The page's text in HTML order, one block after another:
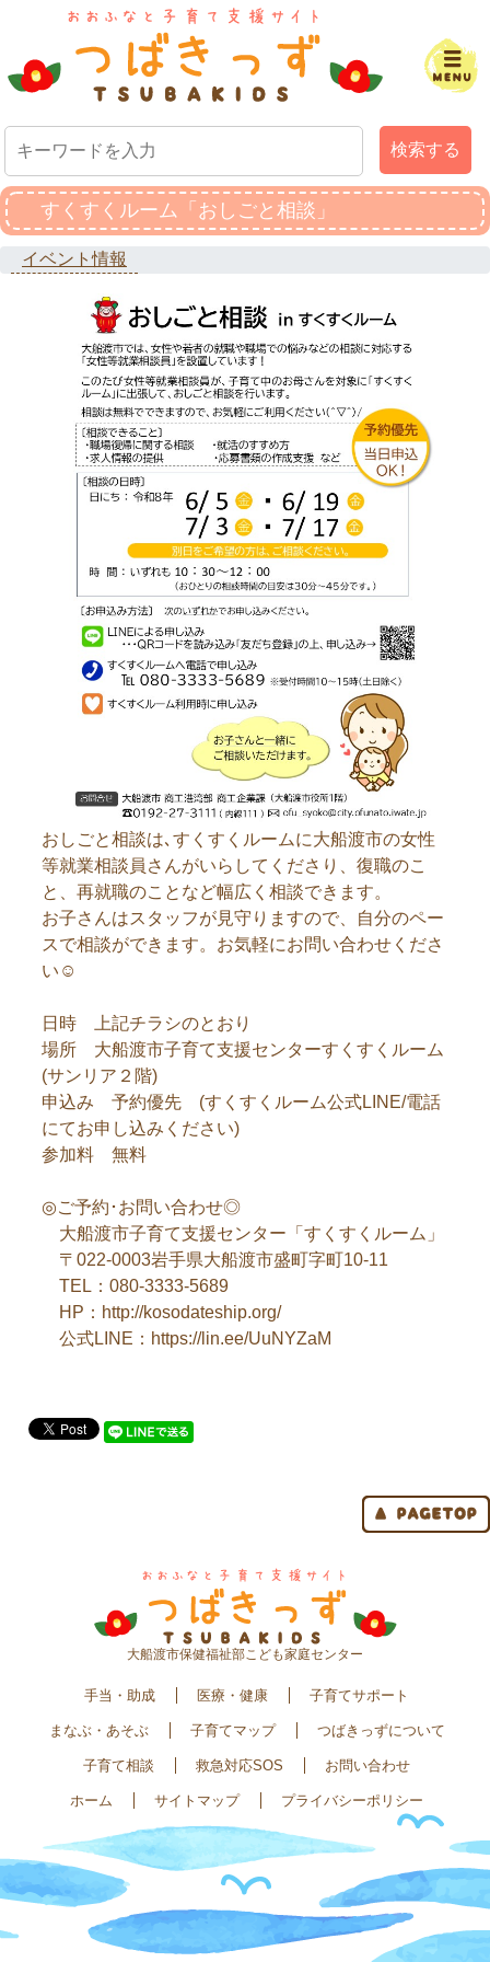
検索する
すくすくルーム「おしごと相談」
イベント情報
おしごと相談は､すくすくルームに大船渡市の女性
等就業相談員さんがいらしてくださり、復職のこ
と、再就職のことなど幅広く相談できます。
お子さんはスタッフが見守りますので、自分のペー
スで相談ができます。お気軽にお問い合わせくださ
い☺
日時 上記チラシのとおり
場所 大船渡市子育て支援センターすくすくルーム
(サンリア２階)
申込み 予約優先 (すくすくルーム公式LINE/電話
にてお申し込みください)
参加料 無料
◎ご予約･お問い合わせ◎
大船渡市子育て支援センター「すくすくルーム」
〒022-0003岩手県大船渡市盛町字町10-11
TEL：080-3333-5689
HP：http://kosodateship.org/
公式LINE：https://lin.ee/UuNYZaM
大船渡市保健福祉部こども家庭センター
手当・助成 医療・健康 子育てサポート
まなぶ・あそぶ 子育てマップ つばきっずについて
子育て相談 救急対応SOS お問い合わせ
ホーム サイトマップ プライバシーポリシー